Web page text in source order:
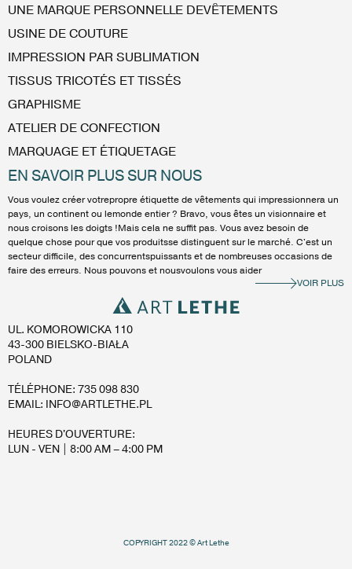
UNE MARQUE PERSONNELLE DEVÊTEMENTS
USINE DE COUTURE
IMPRESSION PAR SUBLIMATION
TISSUS TRICOTÉS ET TISSÉS
GRAPHISME
ATELIER DE CONFECTION
MARQUAGE ET ÉTIQUETAGE
EN SAVOIR PLUS SUR NOUS
Vous voulez créer votrepropre étiquette de vêtements qui impressionnera un
pays, un continent ou lemonde entier ? Bravo, vous êtes un visionnaire et
nous croisons les doigts !Mais cela ne suffit pas. Vous avez besoin de
quelque chose pour que vos produitsse distinguent sur le marché. C'est un
secteur difficile, des concurrentspuissants et de nombreuses occasions de
faire des erreurs. Nous pouvons et nousvoulons vous aider
VOIR PLUS
UL. KOMOROWICKA 110
43-300 BIELSKO-BIAŁA
POLAND
TÉLÉPHONE: 735 098 830
EMAIL: INFO@ARTLETHE.PL
HEURES D'OUVERTURE:
LUN - VEN | 8:00 AM – 4:00 PM
COPYRIGHT 2022 © Art Lethe